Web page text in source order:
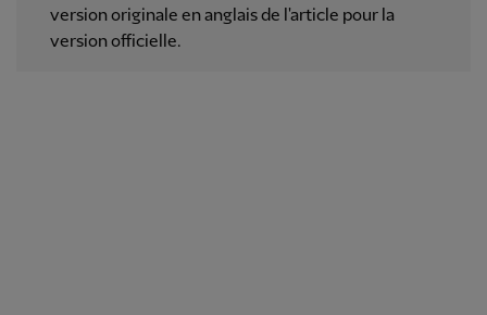
version originale en anglais de l'article pour la
version officielle.